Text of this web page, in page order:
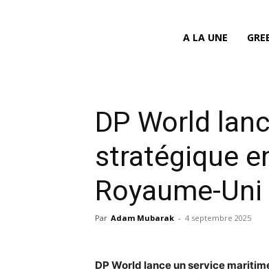
A LA UNE
DP World
stratégique
Royaume-Uni
Par Adam Mubarak - 4 septembre 2025
DP World lance un service